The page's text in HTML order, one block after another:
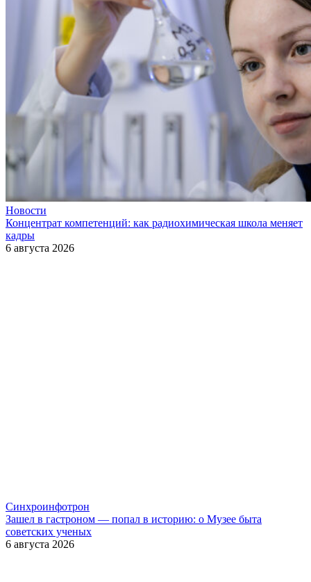
Новости
Концентрат компетенций: как радиохимическая школа меняет
кадры
6 августа 2026
Синхроинфотрон
Зашел в гастроном — попал в историю: о Музее быта
советских ученых
6 августа 2026